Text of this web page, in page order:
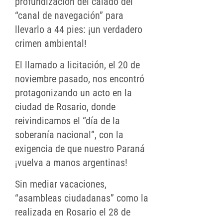
“canal de navegación” para
llevarlo a 44 pies: ¡un verdadero
crimen ambiental!
El llamado a licitación, el 20 de
noviembre pasado, nos encontró
protagonizando un acto en la
ciudad de Rosario, donde
reivindicamos el “día de la
soberanía nacional”, con la
exigencia de que nuestro Paraná
¡vuelva a manos argentinas!
Sin mediar vacaciones,
“asambleas ciudadanas” como la
realizada en Rosario el 28 de